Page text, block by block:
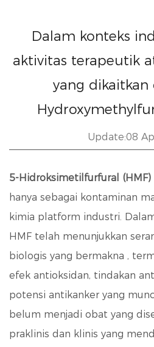
Dalam konteks
aktivitas terapeutik
yang dikaitkan
Update:08
5-Hidroksimetilfurfural (HMF)
hanya sebagai kontaminan
kimia platform industri.
HMF telah menunjukkan
biologis yang bermakna ,
efek antioksidan, tindakan
potensi antikanker yang
belum menjadi obat yang
praklinis dan klinis yang